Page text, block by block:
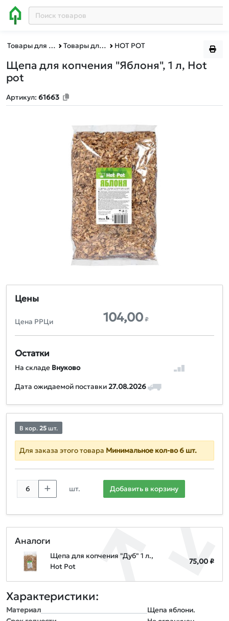
Товары для дома Товары для пикника HOT POT
Щепа для копчения "Яблоня", 1 л, Hot
pot
Артикул: 61663
Цены
Цена РРЦи 104,00 ₽
Остатки
На складе Внуково
Дата ожидаемой поставки27.08.2026
В кор. 25 шт.
Для заказа этого товара Минимальное кол-во 6 шт.
шт. Добавить в корзину
Аналоги
Щепа для копчения "Дуб" 1 л.,
Hot Pot
75,00 ₽
Характеристики:
Материал
Щепа яблони.